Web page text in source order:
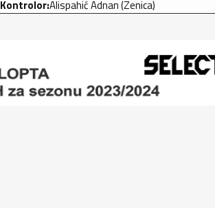
Kontrolor:Alispahić Adnan (Zenica)